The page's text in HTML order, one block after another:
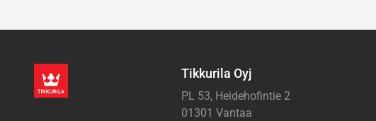
Tikkurila Oyj
PL 53, Heidehofintie 2
01301 Vantaa